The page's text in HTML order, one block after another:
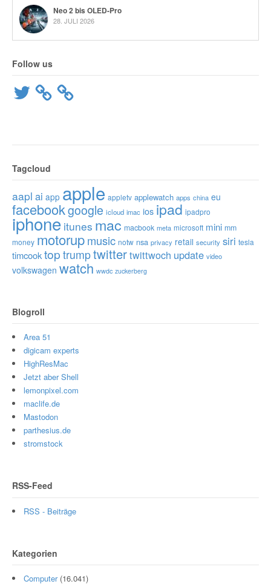
Neo 2 bis OLED-Pro
28. JULI 2026
Follow us
Twitter
Tagcloud
aapl ai app apple appletv applewatch apps china eu
facebookgoogle icloud imac ios ipad ipadpro
iphone itunes mac macbook meta microsoft mini mm
money motorupmusic notw nsa privacy retail security siri tesla
timcooktop trumptwittertwittwoch update video
volkswagen watch wwdc zuckerberg
Blogroll
Area 51
digicam experts
HighResMac
Jetzt aber Shell
lemonpixel.com
maclife.de
Mastodon
parthesius.de
stromstock
RSS-Feed
RSS - Beiträge
Kategorien
Computer(16.041)